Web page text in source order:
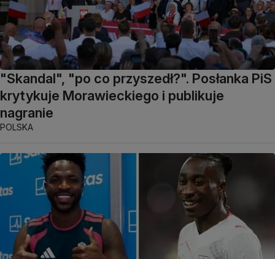
"Skandal", "po co przyszedł?". Posłanka PiS
krytykuje Morawieckiego i publikuje
nagranie
POLSKA